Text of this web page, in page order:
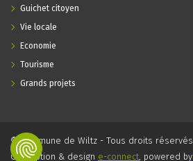
Guichet citoyen
Vie locale
Economie
Tourisme
Grands projets
© Commune de Wiltz - Tous droits réservés
Conception & design e-connect, powered by